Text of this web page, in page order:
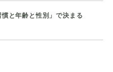
と年齢と性別」で決まる